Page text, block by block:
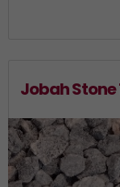
Jobah Stone